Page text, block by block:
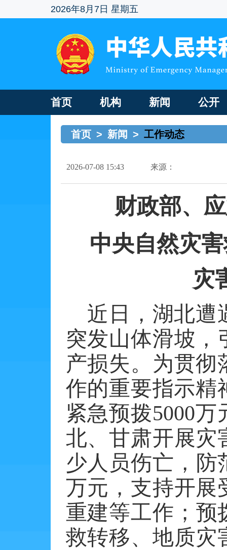
2026年8月7日 星期五
首页 机构 新闻 公开
首页 > 新闻 > 工作动态
2026-07-08 15:43 来源：
财政部、
中央自然灾
灾
近日，湖北遭
突发山体滑坡，
产损失。为贯彻
作的重要指示精
紧急预拨5000万
北、甘肃开展灾
少人员伤亡，防
万元，支持开展
重建等工作；预
救转移、地质灾